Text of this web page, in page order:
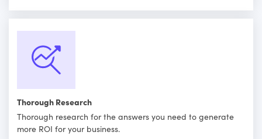
Thorough Research
Thorough research for the answers you need to generate
more ROI for your business.